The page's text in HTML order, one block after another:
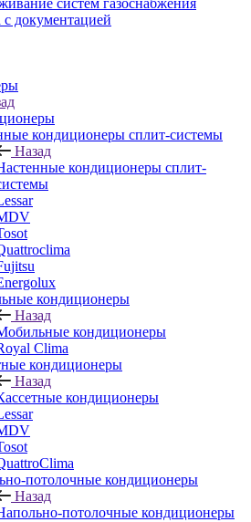
систем газоснабжения
с документацией
кондиционеры сплит-системы
Назад
кондиционеры сплит-
кондиционеры
Назад
кондиционеры
Clima
кондиционеры
Назад
кондиционеры
потолочные кондиционеры
Назад
потолочные кондиционеры